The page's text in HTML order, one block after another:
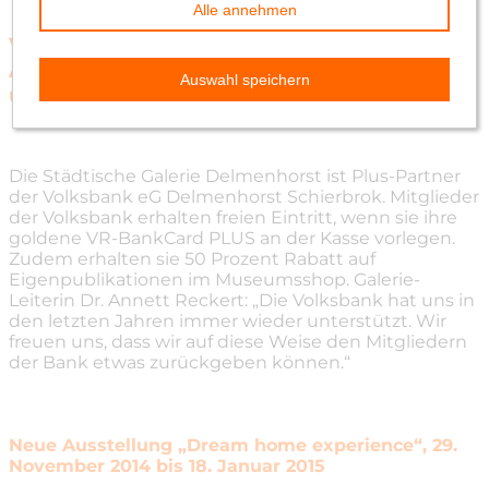
Volksbank-Mitglieder können die aktuelle
Ausstellung mit der goldenen Bankkarte
umsonst besuchen
Die Städtische Galerie Delmenhorst ist Plus-Partner
der Volksbank eG Delmenhorst Schierbrok. Mitglieder
der Volksbank erhalten freien Eintritt, wenn sie ihre
goldene VR-BankCard PLUS an der Kasse vorlegen.
Zudem erhalten sie 50 Prozent Rabatt auf
Eigenpublikationen im Museumsshop. Galerie-
Leiterin Dr. Annett Reckert: „Die Volksbank hat uns in
den letzten Jahren immer wieder unterstützt. Wir
freuen uns, dass wir auf diese Weise den Mitgliedern
der Bank etwas zurückgeben können.“
Neue Ausstellung „Dream home experience“, 29.
November 2014 bis 18. Januar 2015